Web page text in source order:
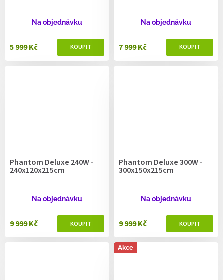
Na objednávku
5 999 Kč
Na objednávku
7 999 Kč
Phantom Deluxe 240W -
240x120x215cm
Na objednávku
9 999 Kč
Phantom Deluxe 300W -
300x150x215cm
Na objednávku
9 999 Kč
Akce